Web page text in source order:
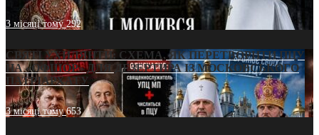
3 місяці тому292
СВЯТІ УХИЛЯНТИ: СХЕМА, ЯК ПЕРЕТВОРИТИ ПЦУ
НА «ОФШОР» ДЛЯ ДЕЗЕРТИРА ІЗ МОСКОВСЬКОГО
ПАТРІАРХАТУ
3 місяці тому653